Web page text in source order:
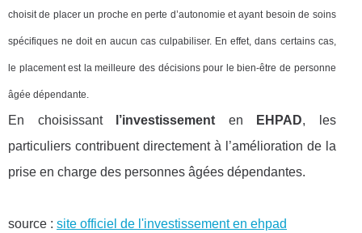
choisit de placer un proche en perte d’autonomie et ayant besoin de soins
spécifiques ne doit en aucun cas culpabiliser. En effet, dans certains cas,
le placement est la meilleure des décisions pour le bien-être de personne
âgée dépendante.
En choisissant l’investissement en EHPAD, les
particuliers contribuent directement à l’amélioration de la
prise en charge des personnes âgées dépendantes.
source : site officiel de l'investissement en ehpad